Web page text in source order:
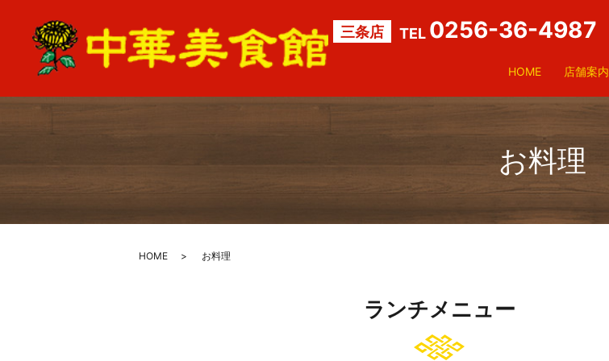
三条店 TEL 0256-36-4987
HOME 店舗案内
お料理
HOME お料理
ランチメニュー